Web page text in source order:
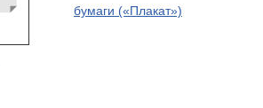
бумаги («Плакат»)